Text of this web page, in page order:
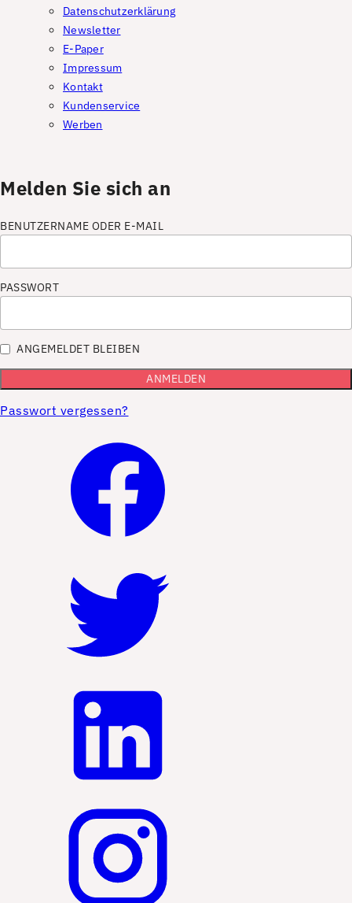
Datenschutzerklärung
Newsletter
E-Paper
Impressum
Kontakt
Kundenservice
Werben
Melden Sie sich an
BENUTZERNAME ODER E-MAIL
PASSWORT
ANGEMELDET BLEIBEN
Passwort vergessen?